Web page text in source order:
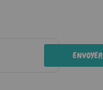
ENVOYER